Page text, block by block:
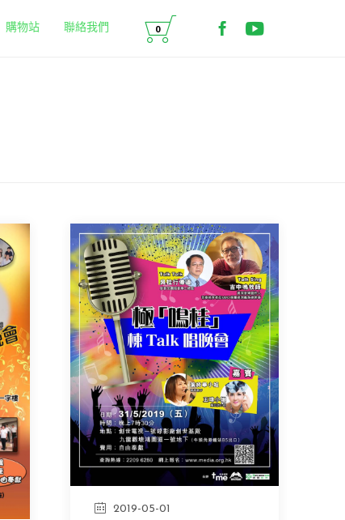
content
購物站 聯絡我們 
0 歡迎來到 MMO 媒體
媒體綠洲MMO
2019-05-01